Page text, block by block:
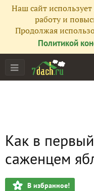
Наш сайт
работу и
Продолжая
Политикой
Как в
саженцем
В избранное!